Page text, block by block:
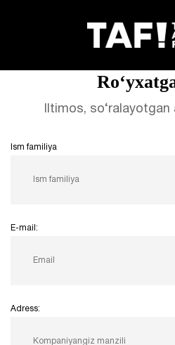
Iltimos,
Ism familiya
E-mail:
Adress: